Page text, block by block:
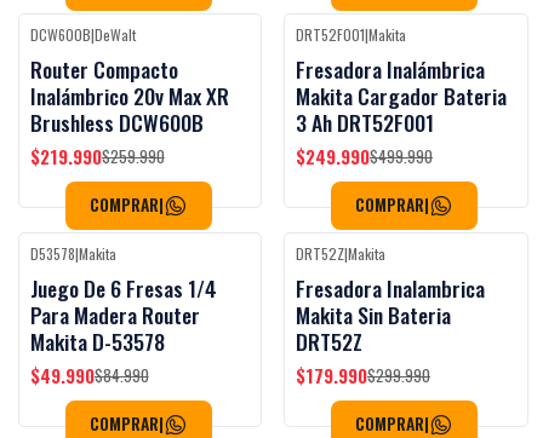
-15%OFF
DCW600B|DeWalt
Router Compacto
Inalámbrico 20v Max XR
Brushless DCW600B
$219.990$259.990
COMPRAR|
-50%OFF
DRT52F001|Makita
Fresadora Inalámbrica
Makita Cargador Bateria
3 Ah DRT52F001
$249.990$499.990
COMPRAR|
-41%OFF
D53578|Makita
Juego De 6 Fresas 1/4
Para Madera Router
Makita D-53578
$49.990$84.990
COMPRAR|
-40%OFF
DRT52Z|Makita
Fresadora Inalambrica
Makita Sin Bateria
DRT52Z
$179.990$299.990
COMPRAR|